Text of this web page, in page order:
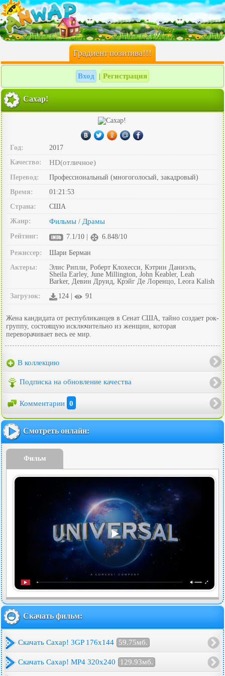
Градиент позитива!!!
Вход Регистрация
Сахар!
Год:
2017
Качество:
HD(отличное)
Перевод:
Профессиональный (многоголосый, закадровый)
Время:
01:21:53
Страна:
США
Жанр:
Фильмы / Драмы
Рейтинг: 7.1/10 | 6.848/10
Режиссер:
Шари Берман
Актеры:
Элис Рипли, Роберт Клохесси, Кэтрин Даниэль,
Sheila Earley, June Millington, John Keabler, Leah
Barker, Девин Друид, Крэйг Де Лоренцо, Leora Kalish
Загрузок:
124 | 91
Жена кандидата от республиканцев в Сенат США, тайно создает рок-
группу, состоящую исключительно из женщин, которая
переворачивает весь ее мир.
В коллекцию
Подписка на обновление качества
Комментарии 0
Смотреть онлайн:
Фильм
Скачать фильм:
Скачать Сахар! 3GP 176x144 59.75мб.
Скачать Сахар! MP4 320x240 129.93мб.